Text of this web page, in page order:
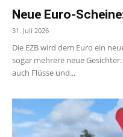
Neue Euro-
31. Juli 2026
Die EZB wird dem Euro ein
sogar mehrere neue
auch Flüsse und...